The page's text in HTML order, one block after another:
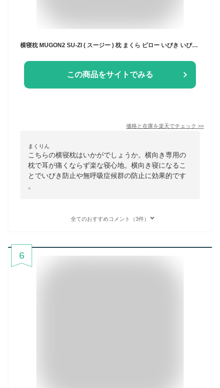
横寝枕 MUGON2 SU-ZI ( スージー ) 枕 まくら ピロー いびき いびき防止 無呼吸症候群 横向き 横向き寝 横向き寝用枕 快眠枕 横向き専用 横向きで寝る 耳が痛くならない ネルチャー
この商品をサイトでみる
価格と在庫を楽天でチェック >>
まくりん
こちらの横寝枕はいかがでしょうか。横向き専用の
枕で耳が痛くならず楽な寝心地。横向き寝になるこ
とでいびき防止や無呼吸症候群の防止に効果的です
。
全てのおすすめコメント（3件）
6